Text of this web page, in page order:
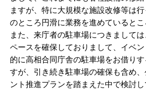
ますが、特に大規模な施設改修等は
のところ円滑に業務を進めているとこ
また、来庁者の駐車場につきまして
ペースを確保しておりまして、イベ
的に高相合同庁舎の駐車場をお借り
すが、引き続き駐車場の確保も含め
ント推進プランを踏まえた中で検討